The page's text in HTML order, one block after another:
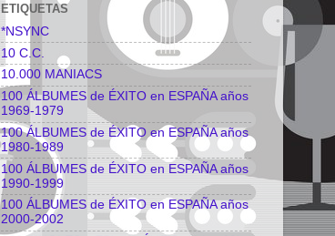
ETIQUETAS
*NSYNC
10 C.C.
10.000 MANIACS
100 ÁLBUMES de ÉXITO en ESPAÑA años
1969-1979
100 ÁLBUMES de ÉXITO en ESPAÑA años
1980-1989
100 ÁLBUMES de ÉXITO en ESPAÑA años
1990-1999
100 ÁLBUMES de ÉXITO en ESPAÑA años
2000-2002